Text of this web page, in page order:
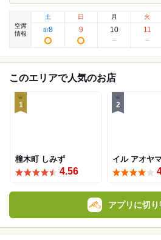
空席
情報
土
8/8
日
9
月
10
火
11
このエリアで人気のお店
1
橦木町 しみず
4.56
2
イル アオヤ
アプリに切り